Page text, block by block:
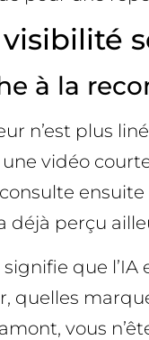
à la
n’est plus
vidéo
déjà perçu
que
quelles
vous